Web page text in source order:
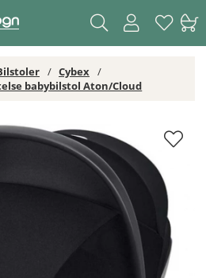
Cybex
babybilstol Aton/Cloud
Aton/Cloud